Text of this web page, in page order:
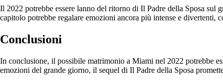
Il 2022 potrebbe essere lanno del ritorno di Il Padre della Sposa sul
capitolo potrebbe regalare emozioni ancora più intense e
Conclusioni
In conclusione, il possibile matrimonio a Miami nel 2022 potrebbe
emozioni del grande giorno, il sequel di Il Padre della Sposa